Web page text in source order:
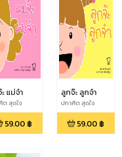
แม่จ๋า
ต สุดใจ
59.00 ฿
ลูกจ๊ะ ลูกจ๋า
ปกาศิต สุดใจ
59.00 ฿